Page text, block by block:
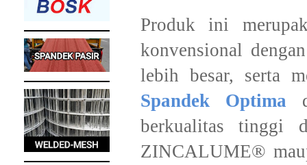
Produk ini
konvensional
lebih besar, serta
Spandek Optima
berkualitas tinggi
ZINCALUME®